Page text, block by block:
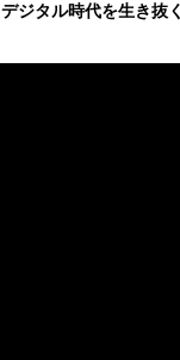
デジタル時代を生き抜